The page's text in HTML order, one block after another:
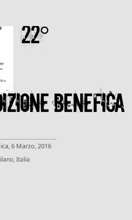
22°
benefica
6 Marzo, 2016
Italia